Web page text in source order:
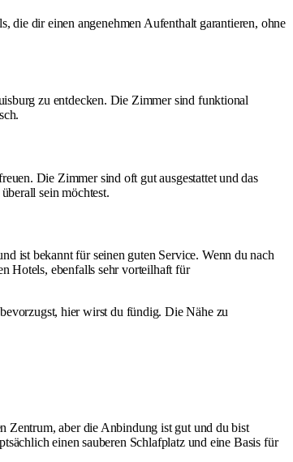
die dir einen angenehmen Aufenthalt garantieren, ohne
zu entdecken. Die Zimmer sind funktional
Die Zimmer sind oft gut ausgestattet und das
sein möchtest.
ist bekannt für seinen guten Service. Wenn du nach
Hotels, ebenfalls sehr vorteilhaft für
hier wirst du fündig. Die Nähe zu
Zentrum, aber die Anbindung ist gut und du bist
einen sauberen Schlafplatz und eine Basis für